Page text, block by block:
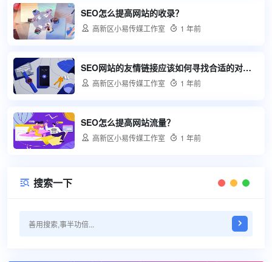
SEO怎么提高网站的收录？
 高新区小易传媒工作室  1 年前
SEO网站的友情链接应该如何寻找合适的对象？
 高新区小易传媒工作室  1 年前
SEO怎么提高网站流量？
 高新区小易传媒工作室  1 年前
 搜索一下